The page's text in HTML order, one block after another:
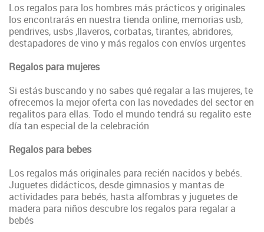
Los regalos para los hombres más prácticos y originales
los encontrarás en nuestra tienda online, memorias usb,
pendrives, usbs ,llaveros, corbatas, tirantes, abridores,
destapadores de vino y más regalos con envíos urgentes
Regalos para mujeres
Si estás buscando y no sabes qué regalar a las mujeres, te
ofrecemos la mejor oferta con las novedades del sector en
regalitos para ellas. Todo el mundo tendrá su regalito este
día tan especial de la celebración
Regalos para bebes
Los regalos más originales para recién nacidos y bebés.
Juguetes didácticos, desde gimnasios y mantas de
actividades para bebés, hasta alfombras y juguetes de
madera para niños descubre los regalos para regalar a
bebés